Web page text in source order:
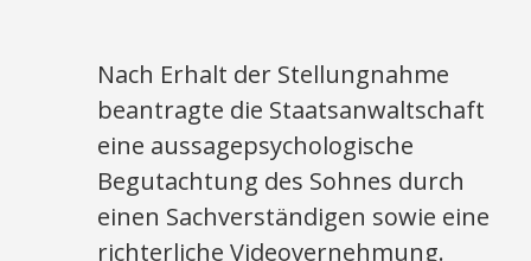
Nach Erhalt der Stellungnahme
beantragte die Staatsanwaltschaft
eine aussagepsychologische
Begutachtung des Sohnes durch
einen Sachverständigen sowie eine
richterliche Videovernehmung.